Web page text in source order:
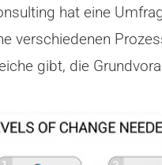
hat eine
verschiedenen
gibt, die